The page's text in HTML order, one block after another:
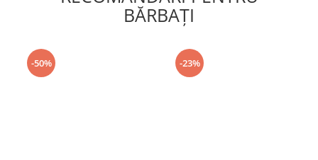
BĂRBAŢI
-50% -23%